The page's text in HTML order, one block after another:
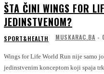
ŠTA ČINI WINGS FOR
JEDINSTVENOM?
SPORT&HEALTH MUSKARAC.BA -
Wings for Life World Run nije samo
jedinstvenim konceptom koji spaja